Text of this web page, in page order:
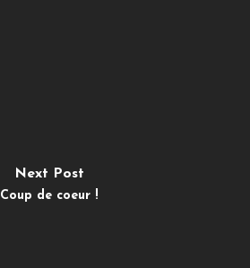
Next Post
Coup de coeur !